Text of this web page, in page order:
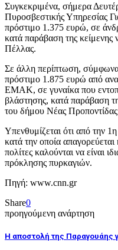
Συγκεκριμένα, σήμερα
Πυροσβεστικής Υπηρεσίας
πρόστιμο 1.375 ευρώ, σε
κατά παράβαση της κείμενης
Πέλλας.
Σε άλλη περίπτωση, σύμφωνα
πρόστιμο 1.875 ευρώ από
ΕΜΑΚ, σε γυναίκα που
βλάστησης, κατά παράβαση
του δήμου Νέας
Υπενθυμίζεται ότι από την
κατά την οποία
πολίτες καλούνται να είναι
πρόκλησης πυρκαγιών.
Πηγή: www.cnn.gr
Share0
προηγούμενη ανάρτηση
Η αποστολή της Παραγουάης